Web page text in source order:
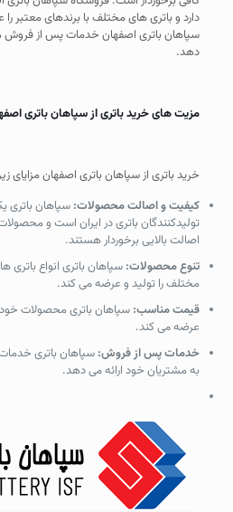
دارد و باتری های مختلف با برندهای معتبر
سپاهان باتری اصفهان خدمات پس از فروش
دهد.
مزیت های خرید باتری از سپاهان باتری
خرید باتری از سپاهان باتری اصفهان مزایای زیر
کیفیت و اصالت محصولات:سپاهان باتری
تولیدکنندگان باتری در ایران است و
اصالت بالایی برخوردار هستند.
تنوع محصولات:سپاهان باتری انواع
مختلف را تولید و عرضه می کند.
قیمت مناسب:سپاهان باتری محصولات
عرضه می کند.
خدمات پس از فروش:سپاهان باتری
به مشتریان خود ارائه می دهد.